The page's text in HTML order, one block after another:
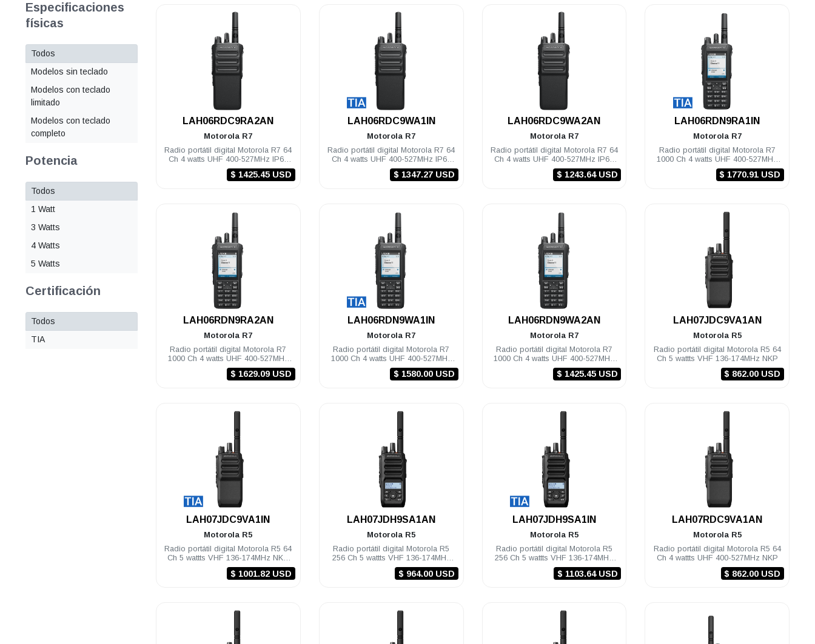
Especificaciones
físicas
Todos
Modelos sin teclado
Modelos con teclado
limitado
Modelos con teclado
completo
Potencia
Todos
1 Watt
3 Watts
4 Watts
5 Watts
Certificación
Todos
TIA
LAH06RDC9RA2AN
Motorola R7
Radio portátil digital Motorola R7 64
Ch 4 watts UHF 400-527MHz IP68
NKP Habilitado
$ 1425.45 USD
LAH06RDC9WA1IN
Motorola R7
Radio portátil digital Motorola R7 64
Ch 4 watts UHF 400-527MHz IP68
NKP TIA Compatible
$ 1347.27 USD
LAH06RDC9WA2AN
Motorola R7
Radio portátil digital Motorola R7 64
Ch 4 watts UHF 400-527MHz IP68
NKP Compatible
$ 1243.64 USD
LAH06RDN9RA1IN
Motorola R7
Radio portátil digital Motorola R7
1000 Ch 4 watts UHF 400-527MHz
IP68 FKP TIA Habilitado
$ 1770.91 USD
LAH06RDN9RA2AN
Motorola R7
Radio portátil digital Motorola R7
1000 Ch 4 watts UHF 400-527MHz
IP68 FKP Habilitado
$ 1629.09 USD
LAH06RDN9WA1IN
Motorola R7
Radio portátil digital Motorola R7
1000 Ch 4 watts UHF 400-527MHz
IP68 FKP TIA Compatible
$ 1580.00 USD
LAH06RDN9WA2AN
Motorola R7
Radio portátil digital Motorola R7
1000 Ch 4 watts UHF 400-527MHz
IP68 FKP Compatible
$ 1425.45 USD
LAH07JDC9VA1AN
Motorola R5
Radio portátil digital Motorola R5 64
Ch 5 wattts VHF 136-174MHz NKP
$ 862.00 USD
LAH07JDC9VA1IN
Motorola R5
Radio portátil digital Motorola R5 64
Ch 5 wattts VHF 136-174MHz NKP
TIA
$ 1001.82 USD
LAH07JDH9SA1AN
Motorola R5
Radio portátil digital Motorola R5
256 Ch 5 wattts VHF 136-174MHz
LKP
$ 964.00 USD
LAH07JDH9SA1IN
Motorola R5
Radio portátil digital Motorola R5
256 Ch 5 wattts VHF 136-174MHz
LKP TIA
$ 1103.64 USD
LAH07RDC9VA1AN
Motorola R5
Radio portátil digital Motorola R5 64
Ch 4 wattts UHF 400-527MHz NKP
$ 862.00 USD